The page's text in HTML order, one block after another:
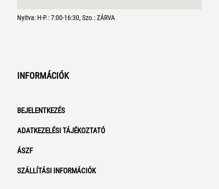
Nyitva: H-P.: 7:00-16:30, Szo.: ZÁRVA
INFORMÁCIÓK
BEJELENTKEZÉS
ADATKEZELÉSI TÁJÉKOZTATÓ
ÁSZF
SZÁLLÍTÁSI INFORMÁCIÓK